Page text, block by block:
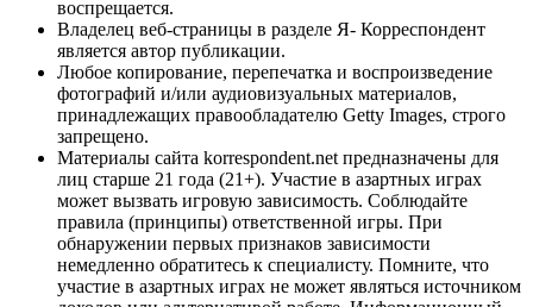
воспрещается.
Владелец веб-страницы в разделе Я- Корреспондент
является автор публикации.
Любое копирование, перепечатка и воспроизведение
фотографий и/или аудиовизуальных материалов,
принадлежащих правообладателю Getty Images, строго
запрещено.
Материалы сайта korrespondent.net предназначены для
лиц старше 21 года (21+). Участие в азартных играх
может вызвать игровую зависимость. Соблюдайте
правила (принципы) ответственной игры. При
обнаружении первых признаков зависимости
немедленно обратитесь к специалисту. Помните, что
участие в азартных играх не может являться источником